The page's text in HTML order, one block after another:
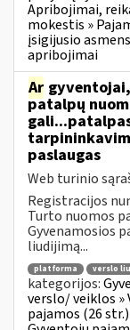
Apribojimai,
mokestis »
įsigijusio
apribojimai
Ar
patalpų
paslaugas
Web turinio
Registracijos
Turto nuomos
Gyvenamosios
liudijimą...
platforma verslo
kategorijos:
verslo/ veiklos »
pajamos (26